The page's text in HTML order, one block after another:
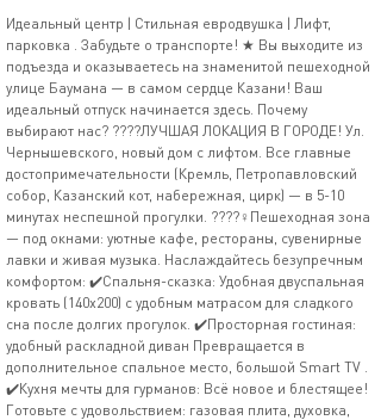
Идеальный центр | Стильная евродвушка | Лифт,
парковка . Забудьте о транспорте! ★ Вы выходите из
подъезда и оказываетесь на знаменитой пешеходной
улице Баумана — в самом сердце Казани! Ваш
идеальный отпуск начинается здесь. Почему
выбирают нас? ????ЛУЧШАЯ ЛОКАЦИЯ В ГОРОДЕ! Ул.
Чернышевского, новый дом с лифтом. Все главные
достопримечательности (Кремль, Петропавловский
собор, Казанский кот, набережная, цирк) — в 5-10
минутах неспешной прогулки. ????‍♀️Пешеходная зона
— под окнами: уютные кафе, рестораны, сувенирные
лавки и живая музыка. Наслаждайтесь безупречным
комфортом: ✔️Спальня-сказка: Удобная двуспальная
кровать (140x200) с удобным матрасом для сладкого
сна после долгих прогулок. ✔️Просторная гостиная:
удобный раскладной диван Превращается в
дополнительное спальное место, большой Smart TV .
✔️Кухня мечты для гурманов: Всё новое и блестящее!
Готовьте с удовольствием: газовая плита, духовка,